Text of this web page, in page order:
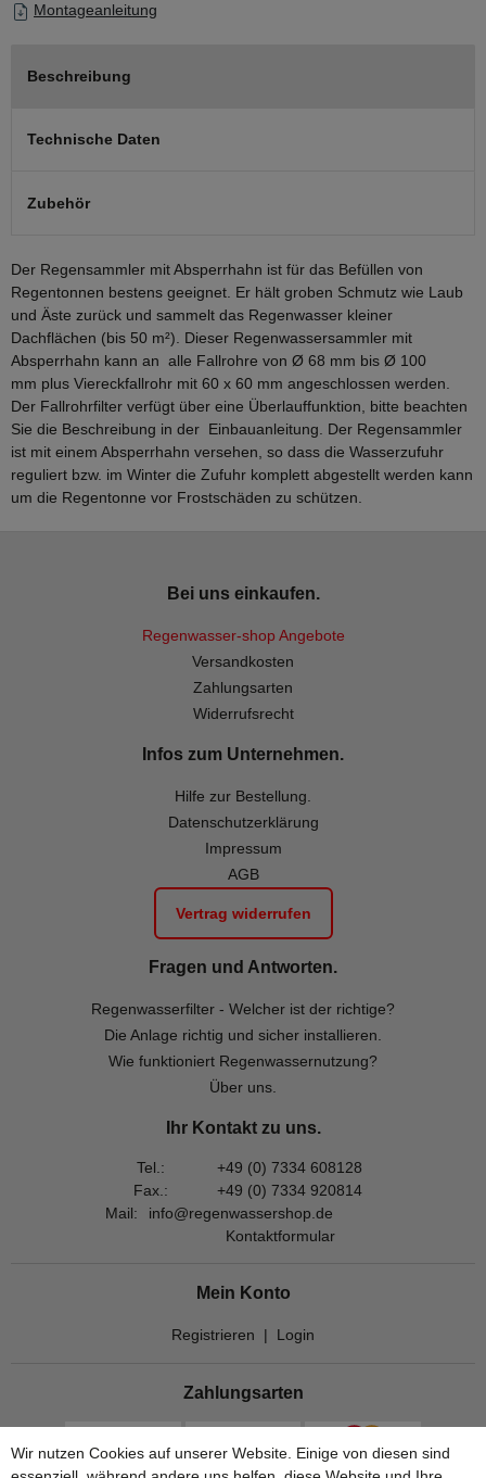
Montageanleitung
Beschreibung
Technische Daten
Zubehör
Der Regensammler mit Absperrhahn ist für das Befüllen von
Regentonnen bestens geeignet. Er hält groben Schmutz wie Laub
und Äste zurück und sammelt das Regenwasser kleiner
Dachflächen (bis 50 m²). Dieser Regenwassersammler mit
Absperrhahn kann an alle Fallrohre von Ø 68 mm bis Ø 100
mm plus Viereckfallrohr mit 60 x 60 mm angeschlossen werden.
Der Fallrohrfilter verfügt über eine Überlauffunktion, bitte beachten
Sie die Beschreibung in der Einbauanleitung. Der Regensammler
ist mit einem Absperrhahn versehen, so dass die Wasserzufuhr
reguliert bzw. im Winter die Zufuhr komplett abgestellt werden kann
um die Regentonne vor Frostschäden zu schützen.
Bei uns einkaufen.
Regenwasser-shop Angebote
Versandkosten
Zahlungsarten
Widerrufsrecht
Infos zum Unternehmen.
Hilfe zur Bestellung.
Datenschutzerklärung
Impressum
AGB
Vertrag widerrufen
Fragen und Antworten.
Regenwasserfilter - Welcher ist der richtige?
Die Anlage richtig und sicher installieren.
Wie funktioniert Regenwassernutzung?
Über uns.
Ihr Kontakt zu uns.
Tel.:
+49 (0) 7334 608128
Fax.:
+49 (0) 7334 920814
Mail:
info@regenwassershop.de
Kontaktformular
Mein Konto
Registrieren | Login
Zahlungsarten
Wir nutzen Cookies auf unserer Website. Einige von diesen sind